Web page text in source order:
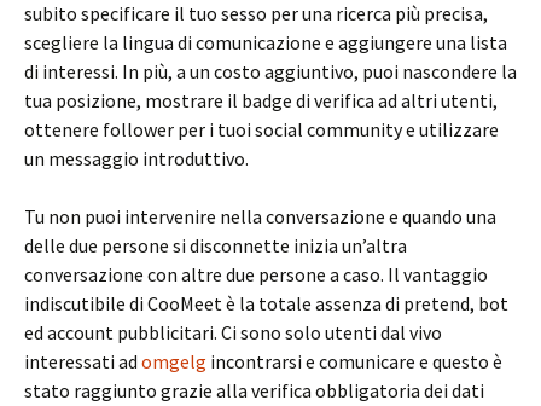
subito specificare il tuo sesso per una ricerca più precisa,
scegliere la lingua di comunicazione e aggiungere una lista
di interessi. In più, a un costo aggiuntivo, puoi nascondere la
tua posizione, mostrare il badge di verifica ad altri utenti,
ottenere follower per i tuoi social community e utilizzare
un messaggio introduttivo.
Tu non puoi intervenire nella conversazione e quando una
delle due persone si disconnette inizia un’altra
conversazione con altre due persone a caso. Il vantaggio
indiscutibile di CooMeet è la totale assenza di pretend, bot
ed account pubblicitari. Ci sono solo utenti dal vivo
interessati ad omgelg incontrarsi e comunicare e questo è
stato raggiunto grazie alla verifica obbligatoria dei dati